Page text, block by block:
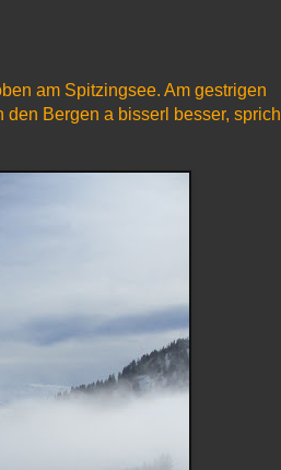
am Spitzingsee. Am gestrigen
Bergen a bisserl besser, sprich